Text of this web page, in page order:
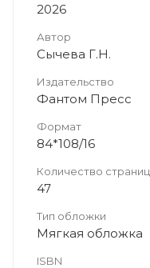
2026
Автор
Сычева Г.Н.
Издательство
Фантом Пресс
Формат
84*108/16
Количество страниц
47
Тип обложки
Мягкая обложка
ISBN